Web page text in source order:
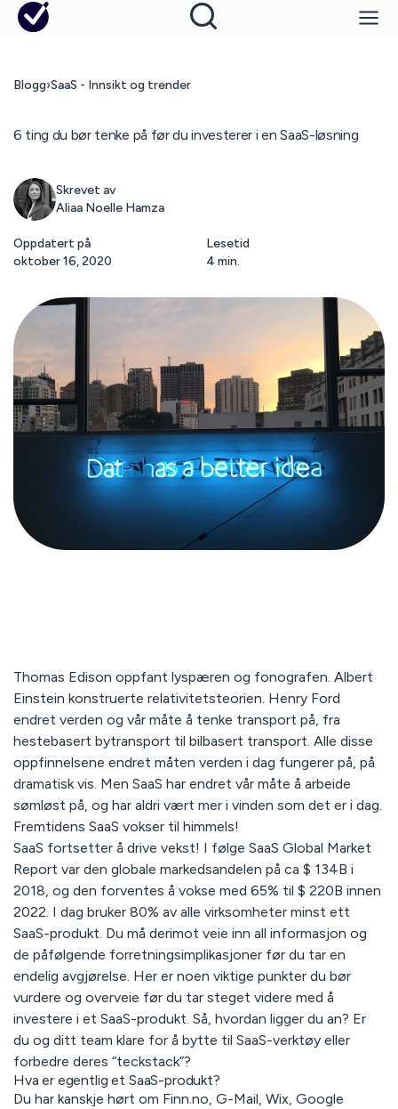
Blogg›SaaS - Innsikt og trender
6 ting du bør tenke på før du investerer i en SaaS-løsning
Skrevet av
Aliaa Noelle Hamza
Oppdatert på
oktober 16, 2020
Lesetid
4 min.
Thomas Edison oppfant lyspæren og fonografen. Albert
Einstein konstruerte relativitetsteorien. Henry Ford
endret verden og vår måte å tenke transport på, fra
hestebasert bytransport til bilbasert transport. Alle disse
oppfinnelsene endret måten verden i dag fungerer på, på
dramatisk vis. Men SaaS har endret vår måte å arbeide
sømløst på, og har aldri vært mer i vinden som det er i dag.
Fremtidens SaaS vokser til himmels!
SaaS fortsetter å drive vekst! I følge SaaS Global Market
Report var den globale markedsandelen på ca $ 134B i
2018, og den forventes å vokse med 65% til $ 220B innen
2022. I dag bruker 80% av alle virksomheter minst ett
SaaS-produkt. Du må derimot veie inn all informasjon og
de påfølgende forretningsimplikasjoner før du tar en
endelig avgjørelse. Her er noen viktige punkter du bør
vurdere og overveie før du tar steget videre med å
investere i et SaaS-produkt. Så, hvordan ligger du an? Er
du og ditt team klare for å bytte til SaaS-verktøy eller
forbedre deres “teckstack”?
Hva er egentlig et SaaS-produkt?
Du har kanskje hørt om Finn.no, G-Mail, Wix, Google